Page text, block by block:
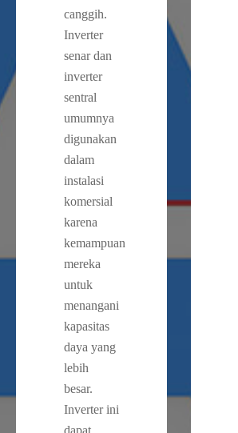
canggih.
Inverter
senar dan
inverter
sentral
umumnya
digunakan
dalam
instalasi
komersial
karena
kemampuan
mereka
untuk
menangani
kapasitas
daya yang
lebih
besar.
Inverter ini
dapat